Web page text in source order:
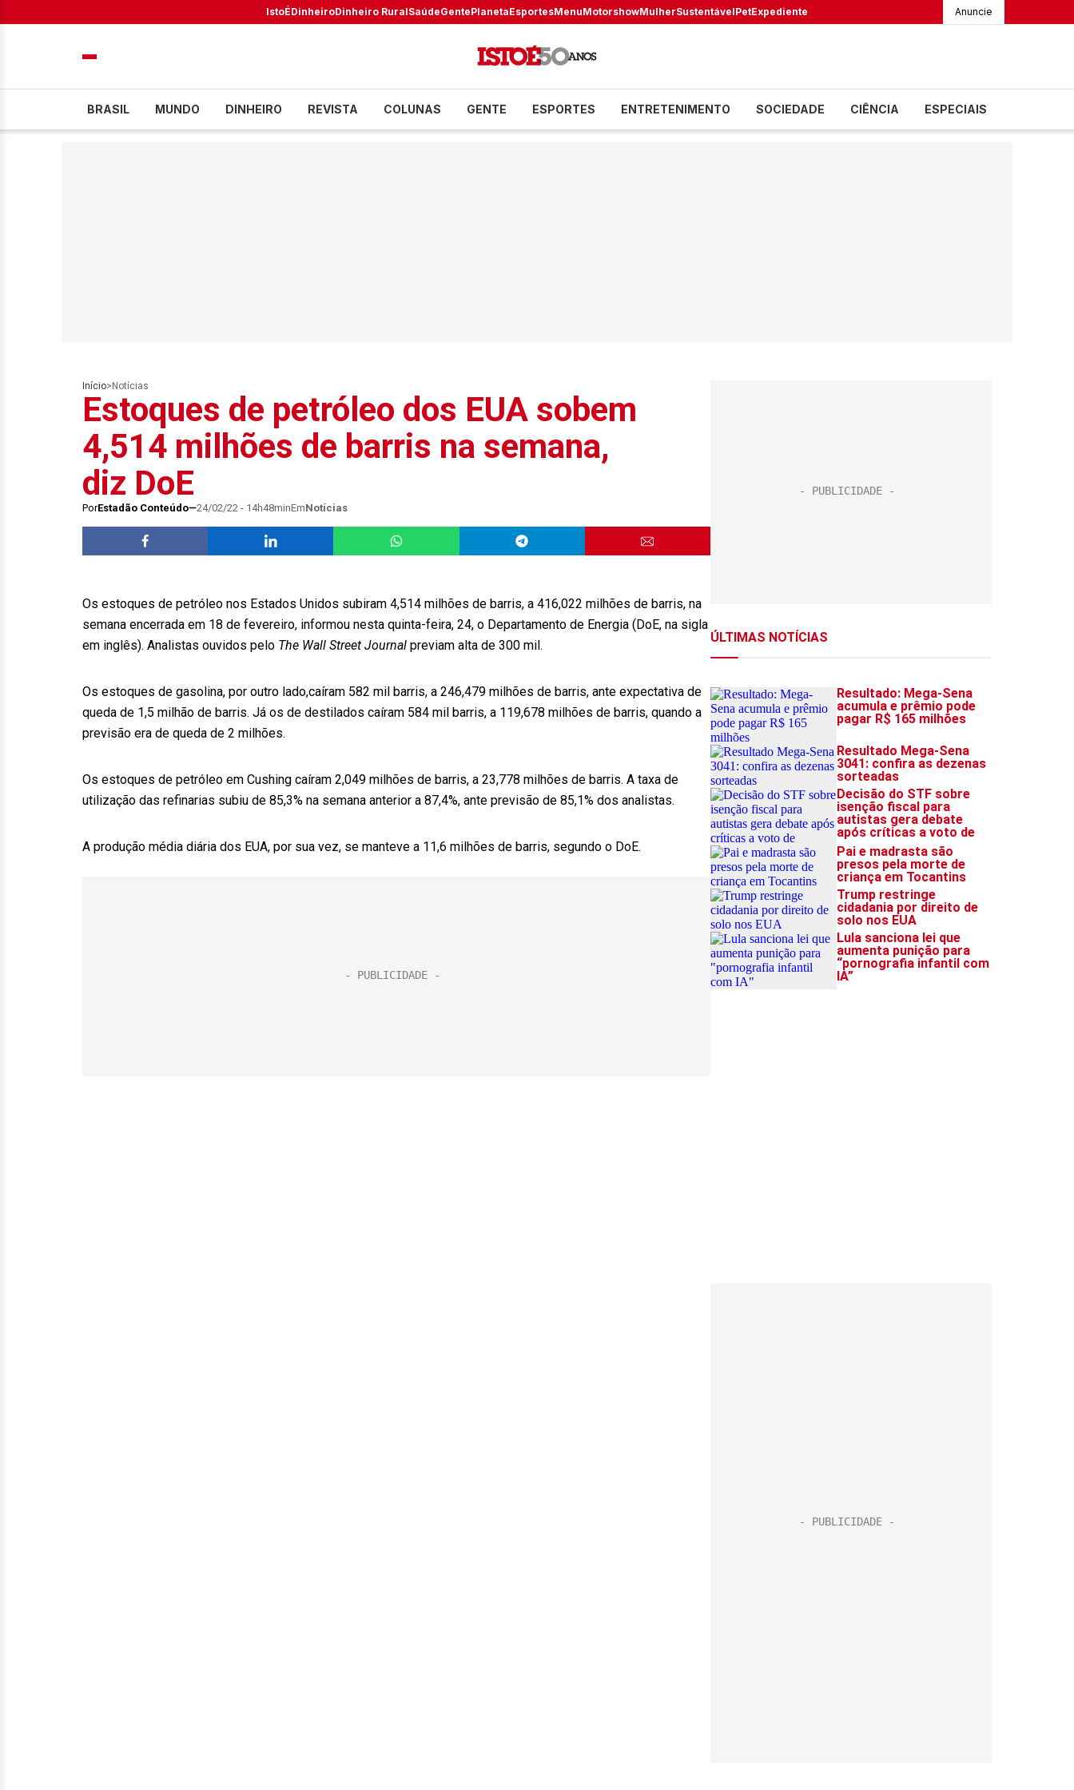
IstoÉDinheiroDinheiro RuralSaúdeGentePlanetaEsportesMenuMotorshowMulherSustentávelPetExpediente Anuncie
BRASIL MUNDO DINHEIRO REVISTA COLUNAS GENTE ESPORTES ENTRETENIMENTO SOCIEDADE CIÊNCIA ESPECIAIS
Início> Notícias
Estoques de petróleo dos EUA sobem
4,514 milhões de barris na semana,
diz DoE
PorEstadão Conteúdo 24/02/22 - 14h48minEmNotícias
Os estoques de petróleo nos Estados Unidos subiram 4,514 milhões de barris, a 416,022 milhões de barris, na
semana encerrada em 18 de fevereiro, informou nesta quinta-feira, 24, o Departamento de Energia (DoE, na sigla
em inglês). Analistas ouvidos pelo The Wall Street Journal previam alta de 300 mil.
Os estoques de gasolina, por outro lado,caíram 582 mil barris, a 246,479 milhões de barris, ante expectativa de
queda de 1,5 milhão de barris. Já os de destilados caíram 584 mil barris, a 119,678 milhões de barris, quando a
previsão era de queda de 2 milhões.
Os estoques de petróleo em Cushing caíram 2,049 milhões de barris, a 23,778 milhões de barris. A taxa de
utilização das refinarias subiu de 85,3% na semana anterior a 87,4%, ante previsão de 85,1% dos analistas.
A produção média diária dos EUA, por sua vez, se manteve a 11,6 milhões de barris, segundo o DoE.